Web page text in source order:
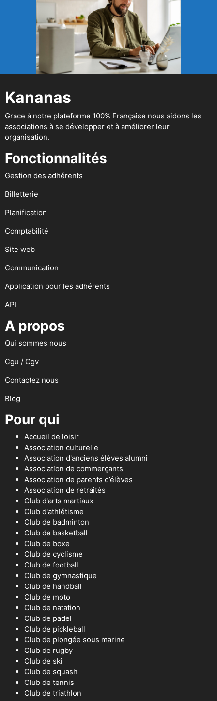
Kananas
Grace à notre plateforme 100% Française nous aidons les
associations à se développer et à améliorer leur
organisation.
Fonctionnalités
Gestion des adhérents
Billetterie
Planification
Comptabilité
Site web
Communication
Application pour les adhérents
API
A propos
Qui sommes nous
Cgu / Cgv
Contactez nous
Blog
Pour qui
Accueil de loisir
Association culturelle
Association d'anciens éléves alumni
Association de commerçants
Association de parents d’élèves
Association de retraités
Club d'arts martiaux
Club d'athlétisme
Club de badminton
Club de basketball
Club de boxe
Club de cyclisme
Club de football
Club de gymnastique
Club de handball
Club de moto
Club de natation
Club de padel
Club de pickleball
Club de plongée sous marine
Club de rugby
Club de ski
Club de squash
Club de tennis
Club de triathlon